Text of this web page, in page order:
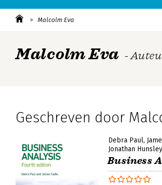
Malcolm Eva
Malcolm Eva -
Geschreven door
Debra Paul
Jonathan Hunsley
Business